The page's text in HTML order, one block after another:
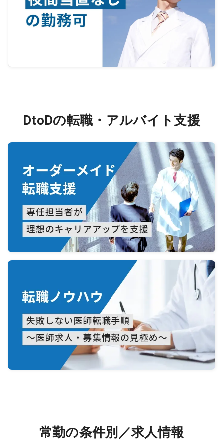
DtoDの転職・アルバイト支援
常勤の条件別／求人情報